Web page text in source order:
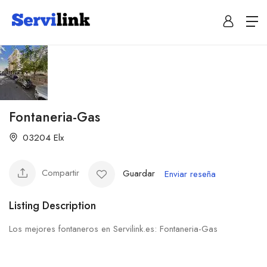
Fontaneria-Gas
03204 Elx
Compartir Guardar Enviar reseña
Listing Description
Los mejores fontaneros en Servilink.es: Fontaneria-Gas